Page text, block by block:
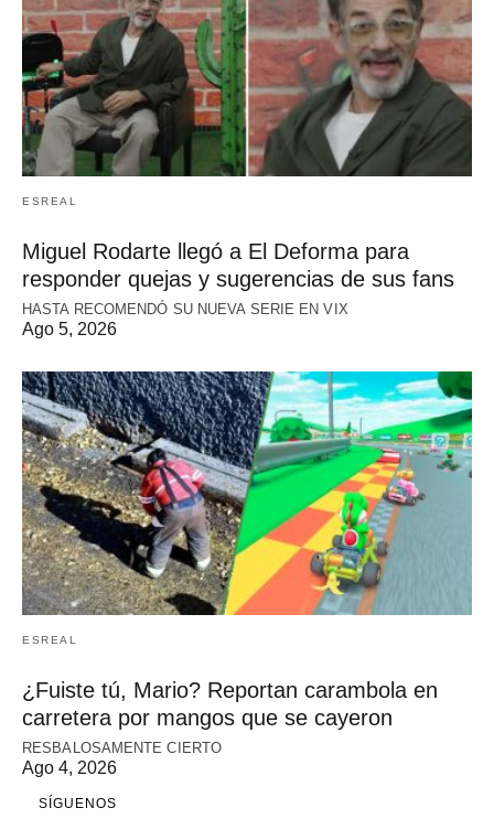
ESREAL
Miguel Rodarte llegó a El Deforma para
responder quejas y sugerencias de sus fans
HASTA RECOMENDÓ SU NUEVA SERIE EN VIX
Ago 5, 2026
ESREAL
¿Fuiste tú, Mario? Reportan carambola en
carretera por mangos que se cayeron
RESBALOSAMENTE CIERTO
Ago 4, 2026
SÍGUENOS